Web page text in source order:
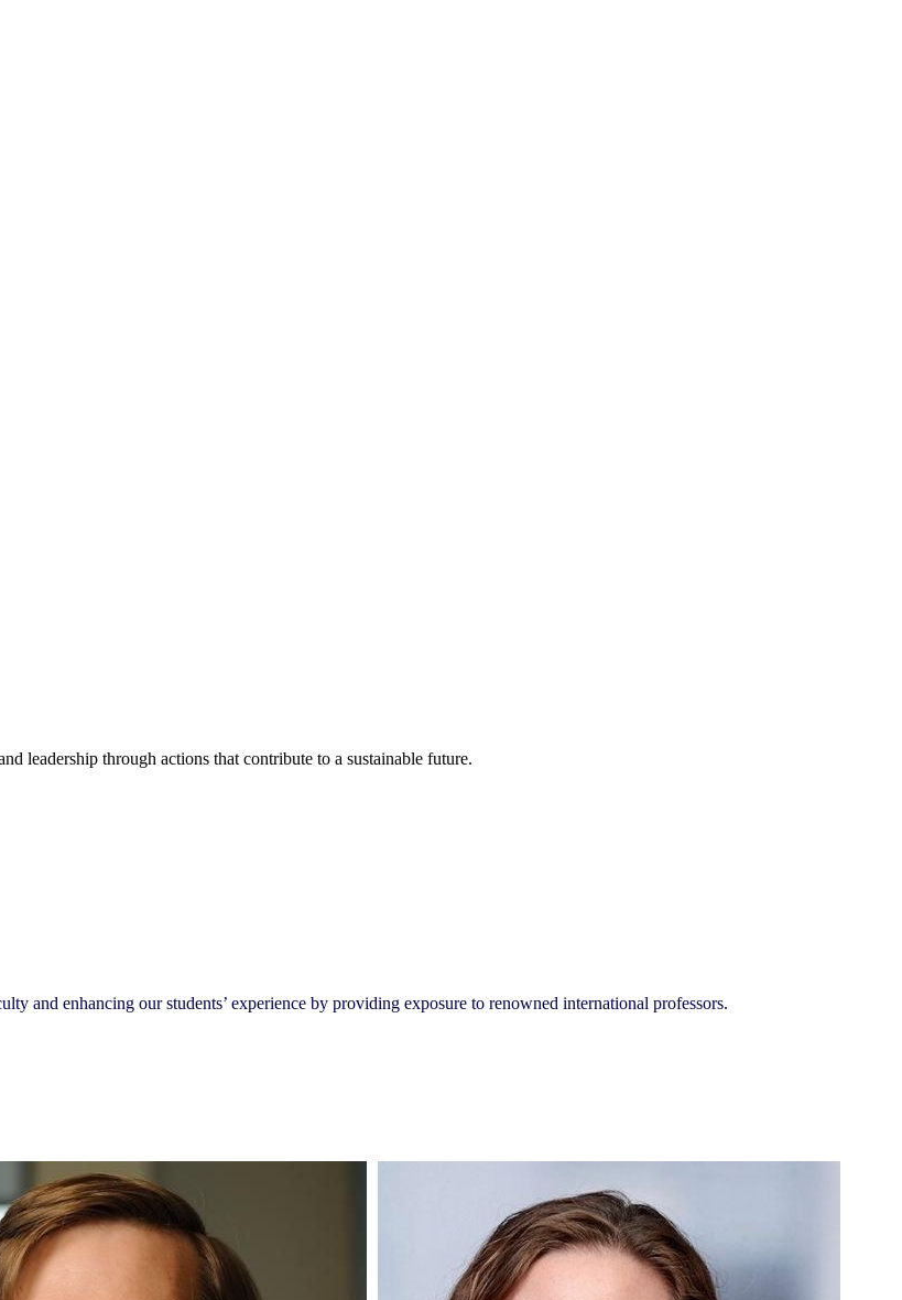
leadership through actions that contribute to a sustainable future.
and enhancing our students’ experience by providing exposure to renowned international professors.